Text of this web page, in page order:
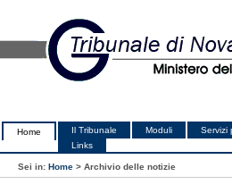
Home Il Tribunale Moduli Servizi
Links
Sei in: Home > Archivio delle notizie